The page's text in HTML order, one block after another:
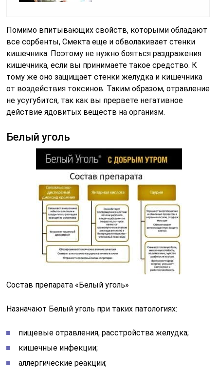
Помимо впитывающих свойств, которыми обладают
все сорбенты, Смекта еще и обволакивает стенки
кишечника. Поэтому не нужно бояться раздражения
кишечника, если вы принимаете такое средство. К
тому же оно защищает стенки желудка и кишечника
от воздействия токсинов. Таким образом, отравление
не усугубится, так как вы прервете негативное
действие ядовитых веществ на организм.
Белый уголь
Состав препарата «Белый уголь»
Назначают Белый уголь при таких патологиях:
пищевые отравления, расстройства желудка;
кишечные инфекции;
аллергические реакции;